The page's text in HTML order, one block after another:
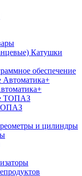
Катушки
обеспечение
и цилиндры